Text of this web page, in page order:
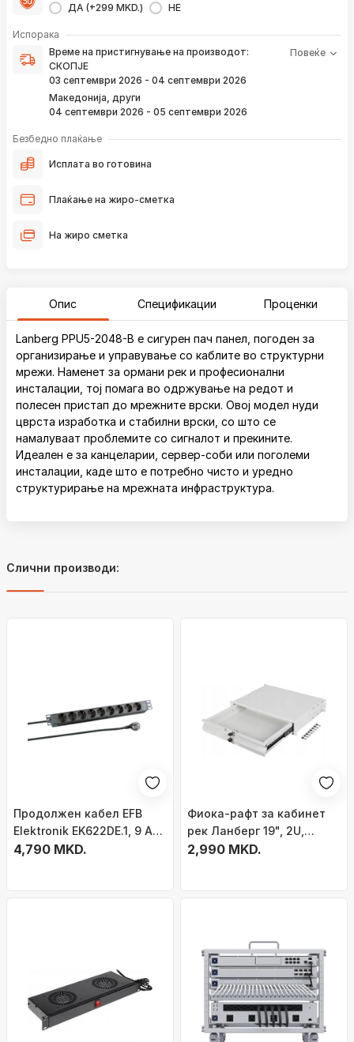
ДА (+299 MKD.)
НЕ
Испорака
Време на пристигнување на производот:
СКОПЈЕ
03 септември 2026 - 04 септември 2026
Македонија, други
04 септември 2026 - 05 септември 2026
Повеќе
Време на пристигнување на производот е периодот од
моментот кога е направена верификација на вашата
нарачка и известувањето за верификација што го
добивате преку е-пошта или смс.
Ако нарачката е поставена сега, производот
пристигнува во временскиот рок наведен погоре.
Постојано ќе Ве известуваме преку е-пошта за
локацијата на вашата нарачка, како и кога истата ќе
до вашата адреса.
*Во 99% од случаите, производите пристигнуваат во временскиот
рок наведен погоре. Имајте в предвид дека меѓународните празници
Безбедно плаќање
Исплата во готовина
Плаќање на жиро-сметка
На жиро сметка
Опис Спецификации Проценки
Lanberg PPU5-2048-B е сигурен пач панел, погоден за
организирање и управување со каблите во структурни
мрежи. Наменет за ормани рек и професионални
инсталации, тој помага во одржување на редот и
полесен пристап до мрежните врски. Овој модел нуди
цврста изработка и стабилни врски, со што се
намалуваат проблемите со сигналот и прекините.
Идеален е за канцеларии, сервер-соби или поголеми
инсталации, каде што е потребно чисто и уредно
структурирање на мрежната инфраструктура.
Слични производи:
Продолжен кабел EFB
Elektronik EK622DE.1, 9 AC
излези, 2 m, црн
4,790 MKD.
Фиока-рафт за кабинет
рек Ланберг 19", 2U,
483x360mm, 90kg, сива
2,990 MKD.